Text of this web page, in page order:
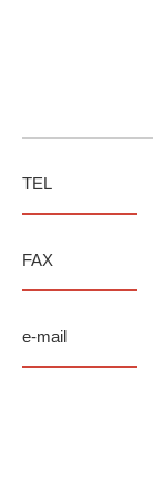
TEL
FAX
e-mail